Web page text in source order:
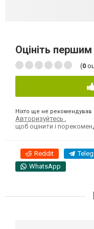
Оцініть першим
(0
Ніхто ще не рекомендував
Авторизуйтесь
щоб оцінити і
Reddit
WhatsApp